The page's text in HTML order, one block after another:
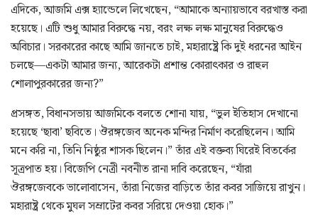
এদিকে, আজমি এক্স হ্যান্ডেলে লিখেছেন, “আমাকে অন্যায়ভাবে বরখাস্ত করা
হয়েছে। এটি শুধু আমার বিরুদ্ধে নয়, বরং লক্ষ লক্ষ মানুষের বিরুদ্ধেও
অবিচার। সরকারের কাছে আমি জানতে চাই, মহারাষ্ট্রে কি দুই ধরনের আইন
চলছে—একটা আমার জন্য, আরেকটা প্রশান্ত কোরাৎকার ও রাহুল
শোলাপুরকারের জন্য?”
প্রসঙ্গত, বিধানসভায় আজমিকে বলতে শোনা যায়, “ভুল ইতিহাস দেখানো
হয়েছে ‘ছাবা’ ছবিতে। ঔরঙ্গজেব অনেক মন্দির নির্মাণ করেছিলেন। আমি
মনে করি না, তিনি নিষ্ঠুর শাসক ছিলেন।” তাঁর এই বক্তব্য ঘিরেই বিতর্কের
সূত্রপাত হয়। বিজেপি নেত্রী নবনীত রানা দাবি করেছেন, “যাঁরা
ঔরঙ্গজেবকে ভালোবাসেন, তাঁরা নিজের বাড়িতে তাঁর কবর সাজিয়ে রাখুন।
মহারাষ্ট্র থেকে মুঘল সম্রাটের কবর সরিয়ে দেওয়া হোক।”